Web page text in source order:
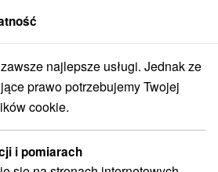
Slovensko Žilinský kraj Liptovský Ján
Liptovský Ján
najlepsze usługi. Jednak ze
prawo potrzebujemy Twojej
cookie.
i pomiarach